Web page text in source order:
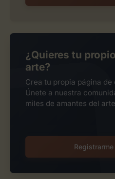
¿Quieres tu
arte?
Crea tu propia página
Únete a nuestra
miles de amantes del